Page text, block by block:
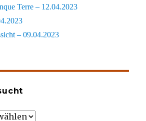
Terre – 12.04.2023
– 09.04.2023